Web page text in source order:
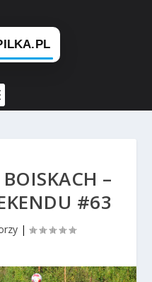
–
#63
|